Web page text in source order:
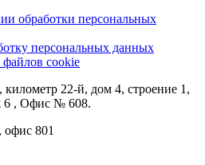
обработки персональных
персональных данных
cookie
километр 22-й, дом 4, строение 1,
6 , Офис № 608.
801